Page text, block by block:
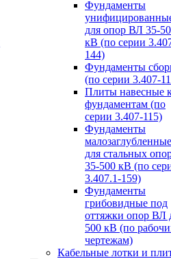
Фундаменты
для опор ВЛ 35-
кВ (по серии
144)
Фундаменты
(по серии 3.407-
Плиты навесные
фундаментам (по
серии 3.407-115)
Фундаменты
малозаглубленные
для стальных
35-500 кВ (по
3.407.1-159)
Фундаменты
грибовидные под
оттяжки опор ВЛ
500 кВ (по
чертежам)
Кабельные лотки и